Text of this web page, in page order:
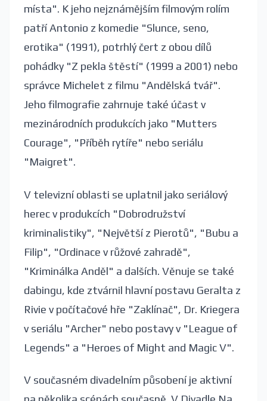
místa". K jeho nejznámějším filmovým rolím
patří Antonio z komedie "Slunce, seno,
erotika" (1991), potrhlý čert z obou dílů
pohádky "Z pekla štěstí" (1999 a 2001) nebo
správce Michelet z filmu "Andělská tvář".
Jeho filmografie zahrnuje také účast v
mezinárodních produkcích jako "Mutters
Courage", "Příběh rytíře" nebo seriálu
"Maigret".
V televizní oblasti se uplatnil jako seriálový
herec v produkcích "Dobrodružství
kriminalistiky", "Největší z Pierotů", "Bubu a
Filip", "Ordinace v růžové zahradě",
"Kriminálka Anděl" a dalších. Věnuje se také
dabingu, kde ztvárnil hlavní postavu Geralta z
Rivie v počítačové hře "Zaklínač", Dr. Kriegera
v seriálu "Archer" nebo postavy v "League of
Legends" a "Heroes of Might and Magic V".
V současném divadelním působení je aktivní